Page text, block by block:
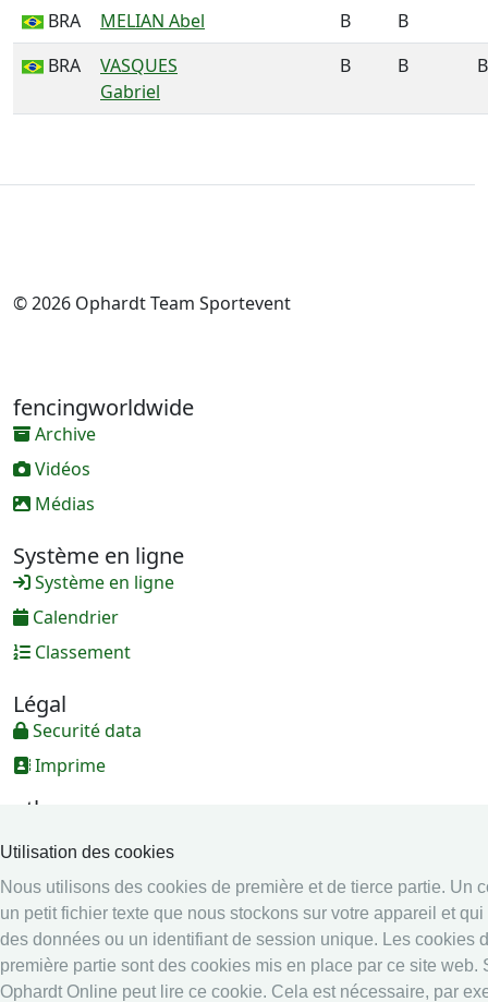
Utilisation des cookies
Nous utilisons des cookies de première et de tierce partie. Un
un petit fichier texte que nous stockons sur votre appareil et
des données ou un identifiant de session unique. Les cookies
première partie sont des cookies mis en place par ce site web.
Ophardt Online peut lire ce cookie. Cela est nécessaire, par
BRA MELIAN Abel B
B
BRA
VASQUES
Gabriel
B B B
© 2026 Ophardt Team Sportevent
fencingworldwide
Archive
Vidéos
Médias
Système en ligne
Système en ligne
Calendrier
Classement
Légal
Securité data
Imprime
other
Résultats en direct: Escrime